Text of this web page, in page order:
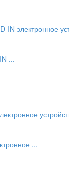
...
...